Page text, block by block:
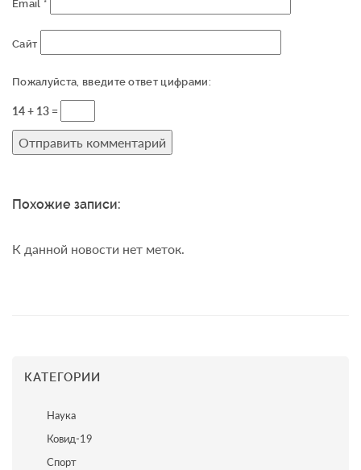
Email *
Сайт
Пожалуйста, введите ответ цифрами:
14 + 13 =
Похожие записи:
К данной новости нет меток.
КАТЕГОРИИ
Наука
Ковид-19
Спорт